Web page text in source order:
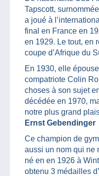
Tapscott,
a joué à
final en France en
en 1929. Le tout, en
coupe d’Afrique du
En 1930, elle
compatriote Colin
choses à son sujet
décédée en 1970,
notre plus grand
Ernst Gebendinger
Ce champion de
aussi un nom qui ne
né en en 1926 à
obtenu 3 médailles